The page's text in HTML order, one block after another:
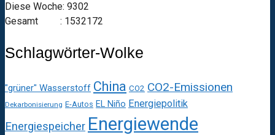
Diese Woche: 9302
Gesamt : 1532172
Schlagwörter-Wolke
"grüner" Wasserstoff China CO2 CO2-Emissionen
Dekarbonisierung E-Autos EL Niño Energiepolitik
Energiespeicher Energiewende